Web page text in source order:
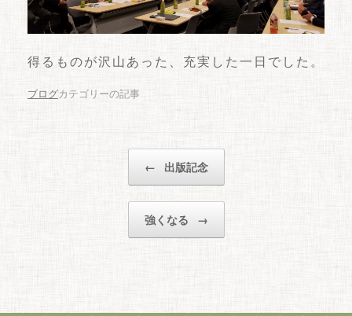
得るものが沢山あった、充実した一日でした。
ブログカテゴリーの記事
← 出版記念
強くなる →